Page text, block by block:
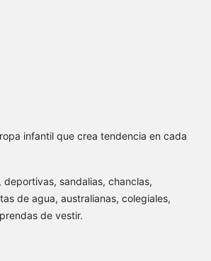
infantil que crea tendencia en cada
deportivas, sandalias, chanclas,
de agua, australianas, colegiales,
de vestir.